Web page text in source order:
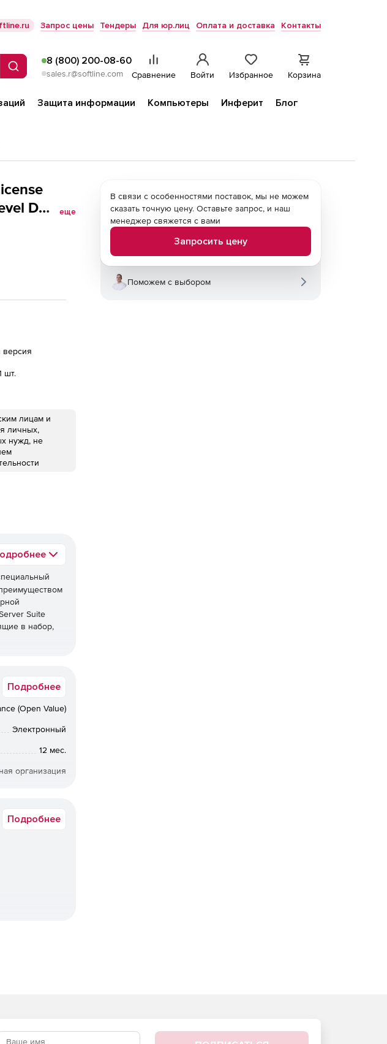
Запрос цены Тендеры Для юр.лиц Оплата и доставка Контакты
Поиск
8 (800) 200-08-60
sales.r@softline.com Сравнение Войти Избранное Корзина
Защита информации Компьютеры Инферит
Блог
Center
еще
версия
шт.
лицам и
личных,
нужд, не
Suite
в набор,
Подробнее
(Open Value)
Электронный
12 мес.
организация
Подробнее
В связи с особенностями поставок, мы не можем
сказать точную цену. Оставьте запрос, и наш
менеджер свяжется с вами
Запросить цену
Поможем с выбором